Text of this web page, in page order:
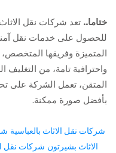
ختاما.. تعد شركات نقل
للحصول على خدمات نقل
المتميزة وفريقها
واحترافية تامة، من التغليف
المتقن، تعمل الشركة على
بأفضل صورة ممكنة.
شركات نقل الاثاث بالعباسية
الاثاث بشيرتون شركات نقل